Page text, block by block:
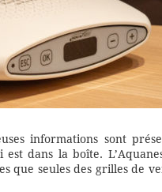
informations sont
dans la boîte.
que seules des grilles de